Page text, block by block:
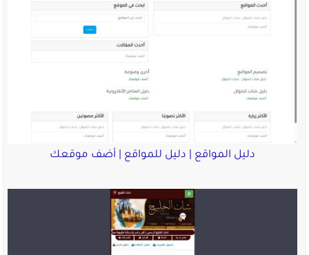
دليل المواقع | دليل للمواقع | أضف موقعك